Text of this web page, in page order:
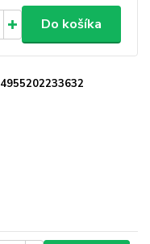
Do košíka
4955202233632